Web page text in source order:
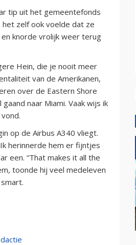
tip uit het gemeentefonds
zelf ook voelde dat ze
knorde vrolijk weer terug
Hein, die je nooit meer
van de Amerikanen,
over de Eastern Shore
naar Miami. Vaak wijs ik
op de Airbus A340 vliegt.
herinnerde hem er fijntjes
een. “That makes it all the
toonde hij veel medeleven